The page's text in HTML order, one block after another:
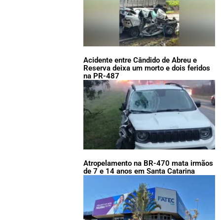
Acidente entre Cândido de Abreu e
Reserva deixa um morto e dois feridos
na PR-487
Atropelamento na BR-470 mata irmãos
de 7 e 14 anos em Santa Catarina